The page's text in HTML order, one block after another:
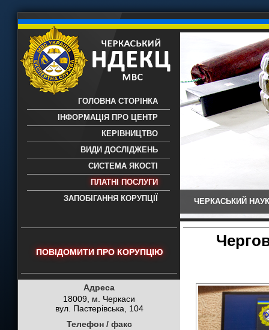
науково-дослідний експертно-
- проведення всих видів судових
експертиз
ГОЛОВНА СТОРІНКА
ІНФОРМАЦІЯ ПРО ЦЕНТР
КЕРІВНИЦТВО
ВИДИ ДОСЛІДЖЕНЬ
СИСТЕМА ЯКОСТІ
ПЛАТНІ ПОСЛУГИ
ЗАПОБІГАННЯ КОРУПЦІЇ
ЧЕРКАСЬКИЙ
ПОВІДОМИТИ ПРО КОРУПЦІЮ
Адреса
18009, м. Черкаси
вул. Пастерівська, 104
Телефон / факс